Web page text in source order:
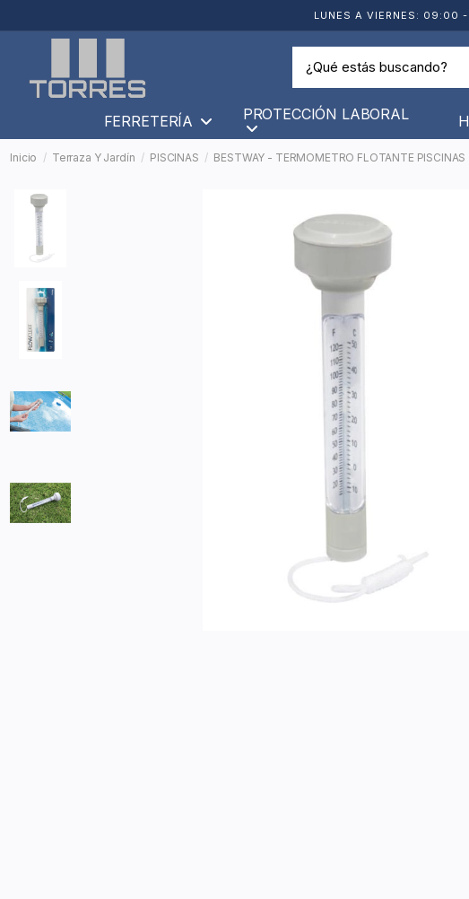
LUNES A VIERNES: 09:00
FERRETERÍA PROTECCIÓN LABORAL
Inicio Terraza Y Jardín PISCINAS BESTWAY - TERMOMETRO FLOTANTE PISCINAS